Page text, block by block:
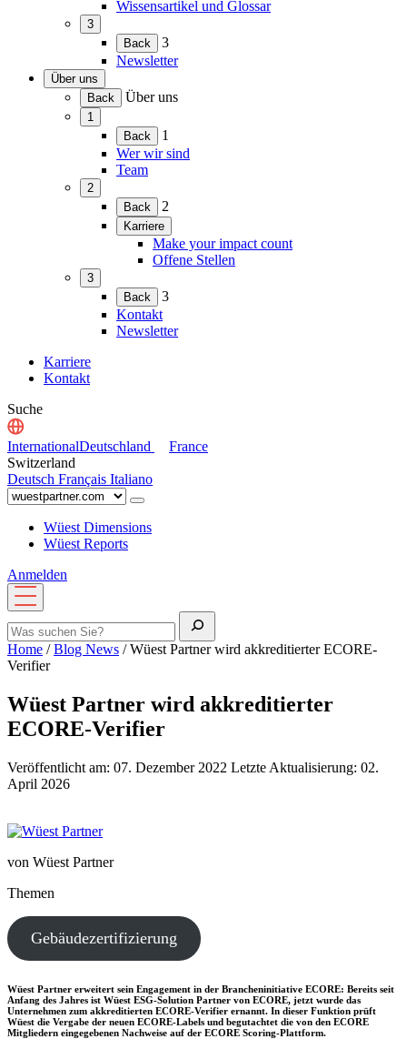
Wissensartikel und Glossar
3
(Menü
erweitern)
Back
3
Newsletter
Über uns
(Menü
erweitern)
Back Über uns
1
(Menü
erweitern)
Back
1
Wer wir sind
Team
2
(Menü
erweitern)
Back 2
Karriere
(Menü
erweitern)
Make your impact count
Offene Stellen
3
(Menü
erweitern)
Back
3
Kontakt
Newsletter
Karriere
Kontakt
Suche
InternationalDeutschland
France
Switzerland
Deutsch Français Italiano
Wüest Dimensions
Wüest Reports
Anmelden
Menü
öffnen
Suche
Home /Blog News /Wüest Partner wird akkreditierter ECORE-
Verifier
Wüest Partner wird akkreditierter
ECORE-Verifier
Veröffentlicht am: 07. Dezember 2022 Letzte Aktualisierung: 02.
April 2026
von Wüest Partner
Themen
Gebäudezertifizierung
Wüest Partner erweitert sein Engagement in der Brancheninitiative ECORE: Bereits seit
Anfang des Jahres ist Wüest ESG-Solution Partner von ECORE, jetzt wurde das
Unternehmen zum akkreditierten ECORE-Verifier ernannt. In dieser Funktion prüft
Wüest die Vergabe der neuen ECORE-Labels und begutachtet die von den ECORE
Mitgliedern eingegebenen Nachweise auf der ECORE Scoring-Plattform.